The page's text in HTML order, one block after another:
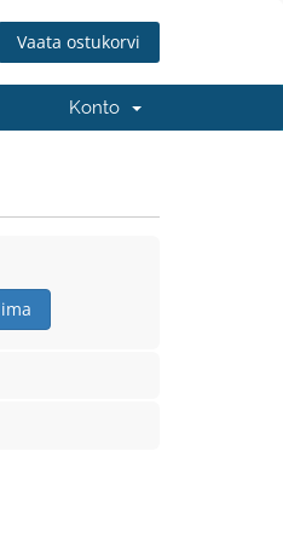
Vaata ostukorvi
Konto